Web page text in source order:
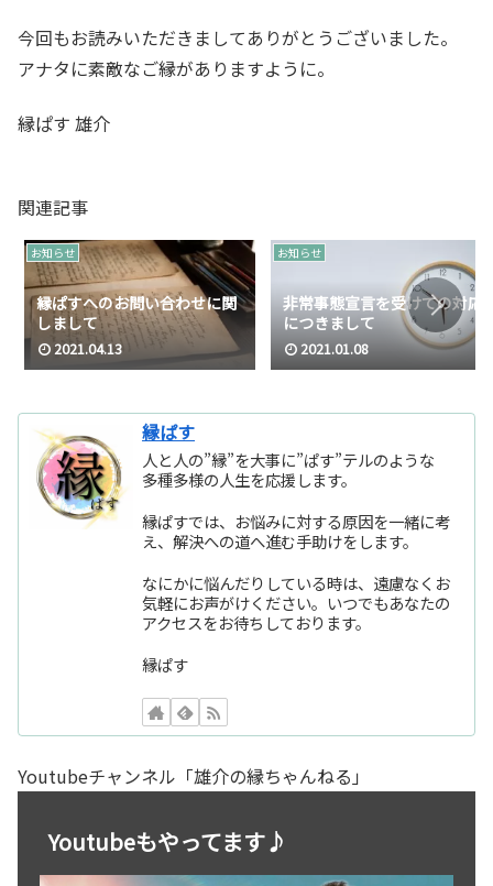
今回もお読みいただきましてありがとうございました。
アナタに素敵なご縁がありますように。
縁ぱす 雄介
関連記事
お知らせ
縁ぱすへのお問い合わせに関
しまして
2021.04.13
お知らせ
非常事態宣言を受けての対応
につきまして
2021.01.08
縁ぱす
人と人の”縁”を大事に”ぱす”テルのような
多種多様の人生を応援します。
縁ぱすでは、お悩みに対する原因を一緒に考
え、解決への道へ進む手助けをします。
なにかに悩んだりしている時は、遠慮なくお
気軽にお声がけください。いつでもあなたの
アクセスをお待ちしております。
縁ぱす
Youtubeチャンネル「雄介の縁ちゃんねる」
Youtubeもやってます♪